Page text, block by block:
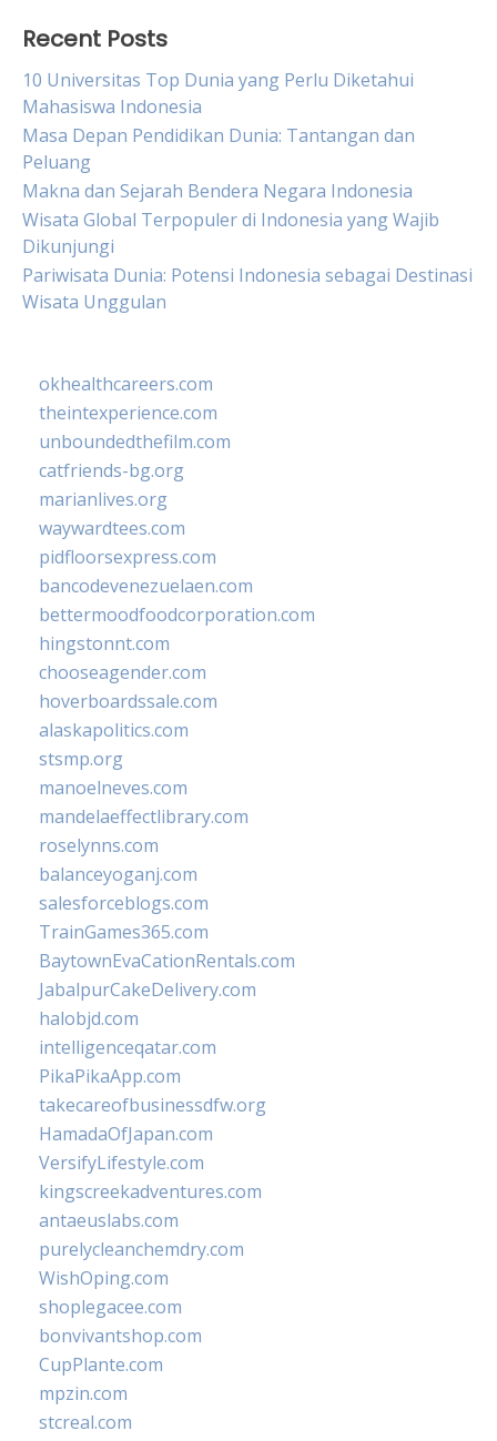
Recent Posts
10 Universitas Top Dunia yang Perlu Diketahui
Mahasiswa Indonesia
Masa Depan Pendidikan Dunia: Tantangan dan
Peluang
Makna dan Sejarah Bendera Negara Indonesia
Wisata Global Terpopuler di Indonesia yang Wajib
Dikunjungi
Pariwisata Dunia: Potensi Indonesia sebagai Destinasi
Wisata Unggulan
okhealthcareers.com
theintexperience.com
unboundedthefilm.com
catfriends-bg.org
marianlives.org
waywardtees.com
pidfloorsexpress.com
bancodevenezuelaen.com
bettermoodfoodcorporation.com
hingstonnt.com
chooseagender.com
hoverboardssale.com
alaskapolitics.com
stsmp.org
manoelneves.com
mandelaeffectlibrary.com
roselynns.com
balanceyoganj.com
salesforceblogs.com
TrainGames365.com
BaytownEvaCationRentals.com
JabalpurCakeDelivery.com
halobjd.com
intelligenceqatar.com
PikaPikaApp.com
takecareofbusinessdfw.org
HamadaOfJapan.com
VersifyLifestyle.com
kingscreekadventures.com
antaeuslabs.com
purelycleanchemdry.com
WishOping.com
shoplegacee.com
bonvivantshop.com
CupPlante.com
mpzin.com
stcreal.com